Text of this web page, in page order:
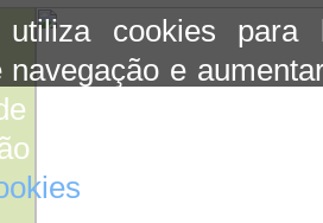
cookies para
navegação e
cookies basta
consulte a